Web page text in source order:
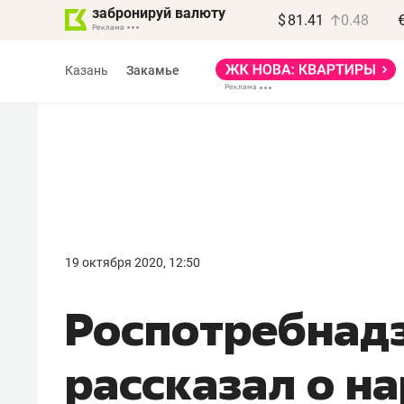
забронируй валюту $ 81.41 0.48
Казань Закамье
19 октября 2020, 12:50
рассказал о
правил, бизнес может
потерять минимум